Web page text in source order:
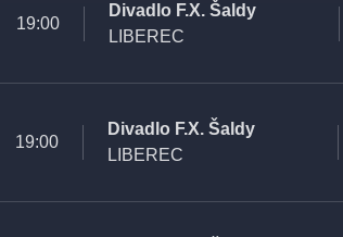
19:00
Divadlo F.X. Šaldy
LIBEREC
19:00
Divadlo F.X. Šaldy
LIBEREC